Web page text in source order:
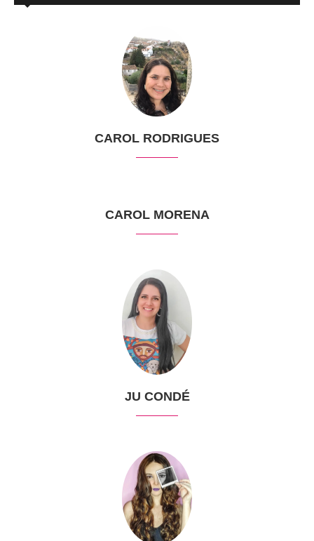
CAROL RODRIGUES
CAROL MORENA
JU CONDÉ